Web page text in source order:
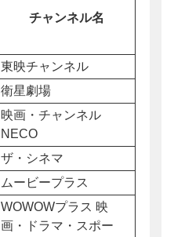
チャンネル名
東映チャンネル
衛星劇場
映画・チャンネル
NECO
ザ・シネマ
ムービープラス
WOWOWプラス 映
画・ドラマ・スポー